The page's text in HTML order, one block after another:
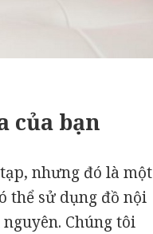
của bạn
nhưng đó là một
thể sử dụng đồ nội
Chúng tôi